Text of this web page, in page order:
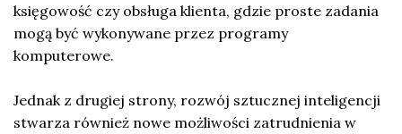
księgowość czy obsługa klienta, gdzie proste zadania
mogą być wykonywane przez programy
komputerowe.
Jednak z drugiej strony, rozwój sztucznej inteligencji
stwarza również nowe możliwości zatrudnienia w